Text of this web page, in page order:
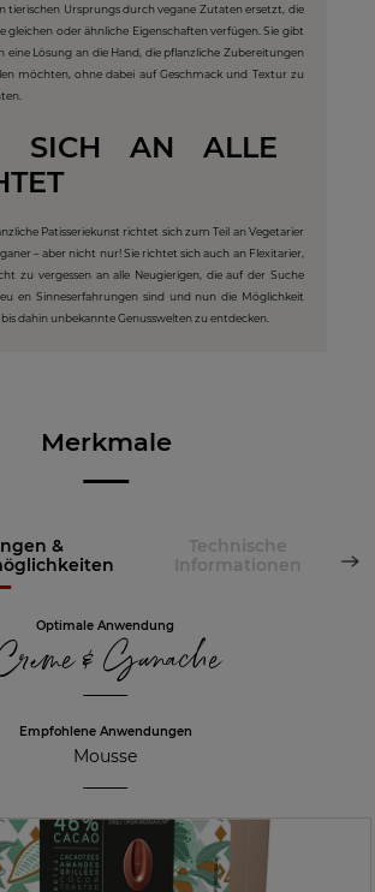
tierischen Ursprungs durch vegane Zutaten ersetzt, die
gleichen oder ähnliche Eigenschaften verfügen. Sie gibt
eine Lösung an die Hand, die pflanzliche Zubereitungen
möchten, ohne dabei auf Geschmack und Textur zu
SICH AN ALLE
Patisseriekunst richtet sich zum Teil an Vegetarier
– aber nicht nur! Sie richtet sich auch an Flexitarier,
zu vergessen an alle Neugierigen, die auf der Suche
en Sinneserfahrungen sind und nun die Möglichkeit
bis dahin unbekannte Genusswelten zu entdecken.
Merkmale
&
Technische
Informationen
Optimale Anwendung
& Ganache
Empfohlene Anwendungen
Mousse